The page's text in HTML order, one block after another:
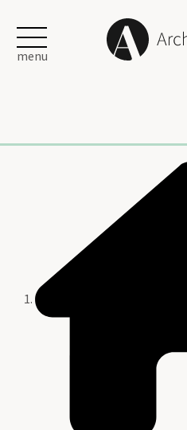
menu